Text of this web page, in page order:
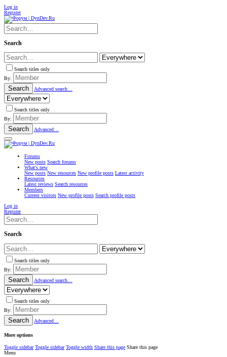
Log in
Register
Search
Search titles only
By:
Search Advanced search…
Search titles only
By:
Search Advanced…
Forums
New posts Search forums
What's new
New posts New resources New profile posts Latest activity
Resources
Latest reviews Search resources
Members
Current visitors New profile posts Search profile posts
Log in
Register
Search
Search titles only
By:
Search Advanced search…
Search titles only
By:
Search Advanced…
More options
Toggle sidebar Toggle sidebar Toggle width Share this page Share this page
Menu